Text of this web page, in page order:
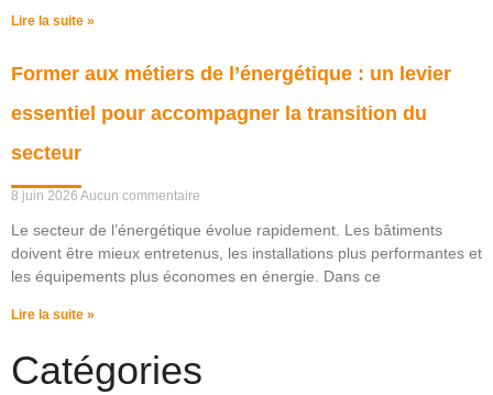
Lire la suite »
Former aux métiers de l’énergétique : un levier
essentiel pour accompagner la transition du
secteur
8 juin 2026 Aucun commentaire
Le secteur de l’énergétique évolue rapidement. Les bâtiments
doivent être mieux entretenus, les installations plus performantes et
les équipements plus économes en énergie. Dans ce
Lire la suite »
Catégories